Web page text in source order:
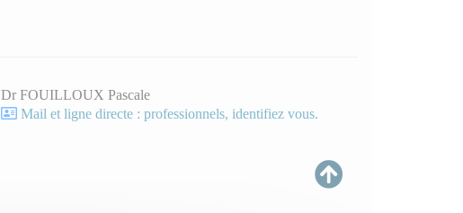
Dr FOUILLOUX Pascale
Mail et ligne directe : professionnels, identifiez vous.